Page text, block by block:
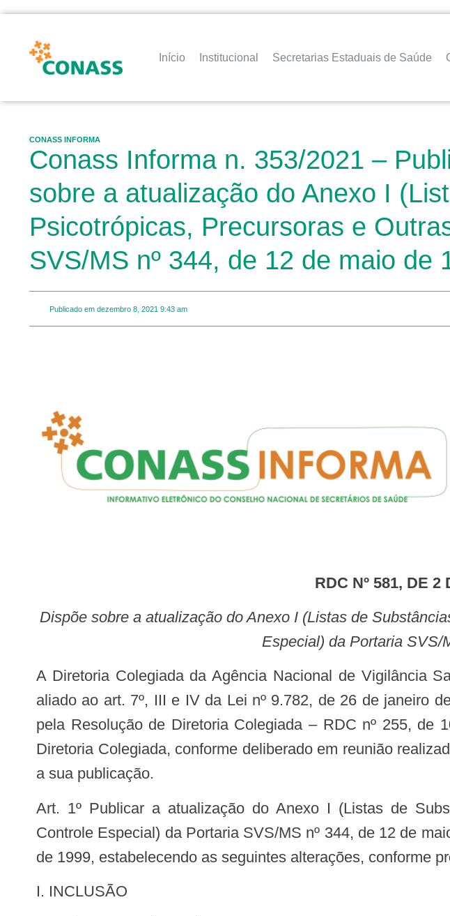
Início Institucional Secretarias Estaduais de Saúde
CONASS INFORMA
Conass Informa n. 353/2021 –
sobre a atualização do Anexo I
Psicotrópicas, Precursoras e
SVS/MS nº 344, de 12 de maio de
Publicado em dezembro 8, 2021 9:43 am
RDC Nº 581, DE
Dispõe sobre a atualização do Anexo I (Listas de Substâncias Entorpecentes, Psicotrópicas, Precursoras e Outras sob Controle
Especial) da Portaria SVS/
A Diretoria Colegiada da Agência Nacional de Vigilância Sanitária, no uso das atribuições que lhe confere o art. 15, III e IV,
aliado ao art. 7º, III e IV da Lei nº 9.782, de 26 de janeiro
pela Resolução de Diretoria Colegiada – RDC nº 255, de
Diretoria Colegiada, conforme deliberado em reunião
a sua publicação.
Art. 1º Publicar a atualização do Anexo I (Listas de Substâncias Entorpecentes, Psicotrópicas, Precursoras e Outras sob
Controle Especial) da Portaria SVS/MS nº 344, de 12 de
de 1999, estabelecendo as seguintes alterações, conforme
I. INCLUSÃO